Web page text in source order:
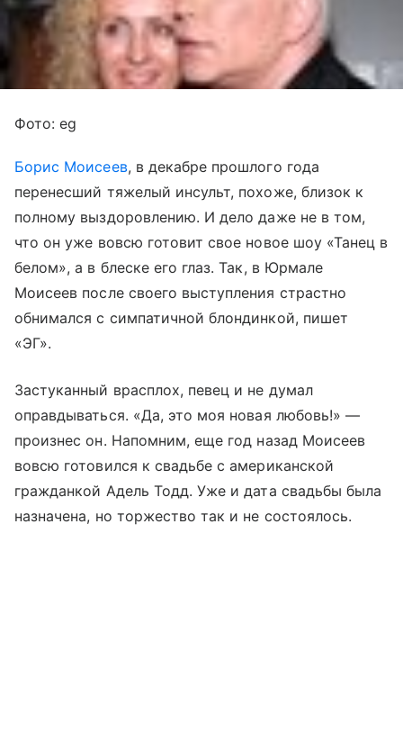
Фото: eg
Борис Моисеев, в декабре прошлого года
перенесший тяжелый инсульт, похоже, близок к
полному выздоровлению. И дело даже не в том,
что он уже вовсю готовит свое новое шоу «Танец в
белом», а в блеске его глаз. Так, в Юрмале
Моисеев после своего выступления страстно
обнимался с симпатичной блондинкой, пишет
«ЭГ».
Застуканный врасплох, певец и не думал
оправдываться. «Да, это моя новая любовь!» —
произнес он. Напомним, еще год назад Моисеев
вовсю готовился к свадьбе с американской
гражданкой Адель Тодд. Уже и дата свадьбы была
назначена, но торжество так и не состоялось.